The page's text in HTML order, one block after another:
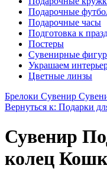
Подарочные
Подарочные часы
Подготовка к
Постеры
Сувенирные
Украшаем
Цветные линзы
Брелоки Сувенир
Вернуться к: Подарки
Сувенир
колец